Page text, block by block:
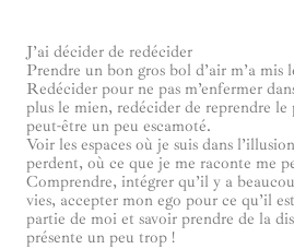
J’ai décider de redécider
Prendre un bon gros bol d’air m’a mis
Redécider pour ne pas m’enfermer
plus le mien, redécider de reprendre le
peut-être un peu escamoté.
Voir les espaces où je suis dans
perdent, où ce que je me raconte me
Comprendre, intégrer qu’il y a
vies, accepter mon ego pour ce qu’il
partie de moi et savoir prendre de la
présente un peu trop !